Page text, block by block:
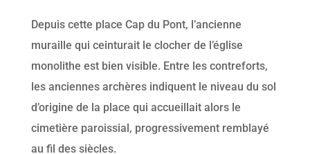
Depuis cette place Cap du Pont, l’ancienne
muraille qui ceinturait le clocher de l’église
monolithe est bien visible. Entre les contreforts,
les anciennes archères indiquent le niveau du sol
d’origine de la place qui accueillait alors le
cimetière paroissial, progressivement remblayé
au fil des siècles.